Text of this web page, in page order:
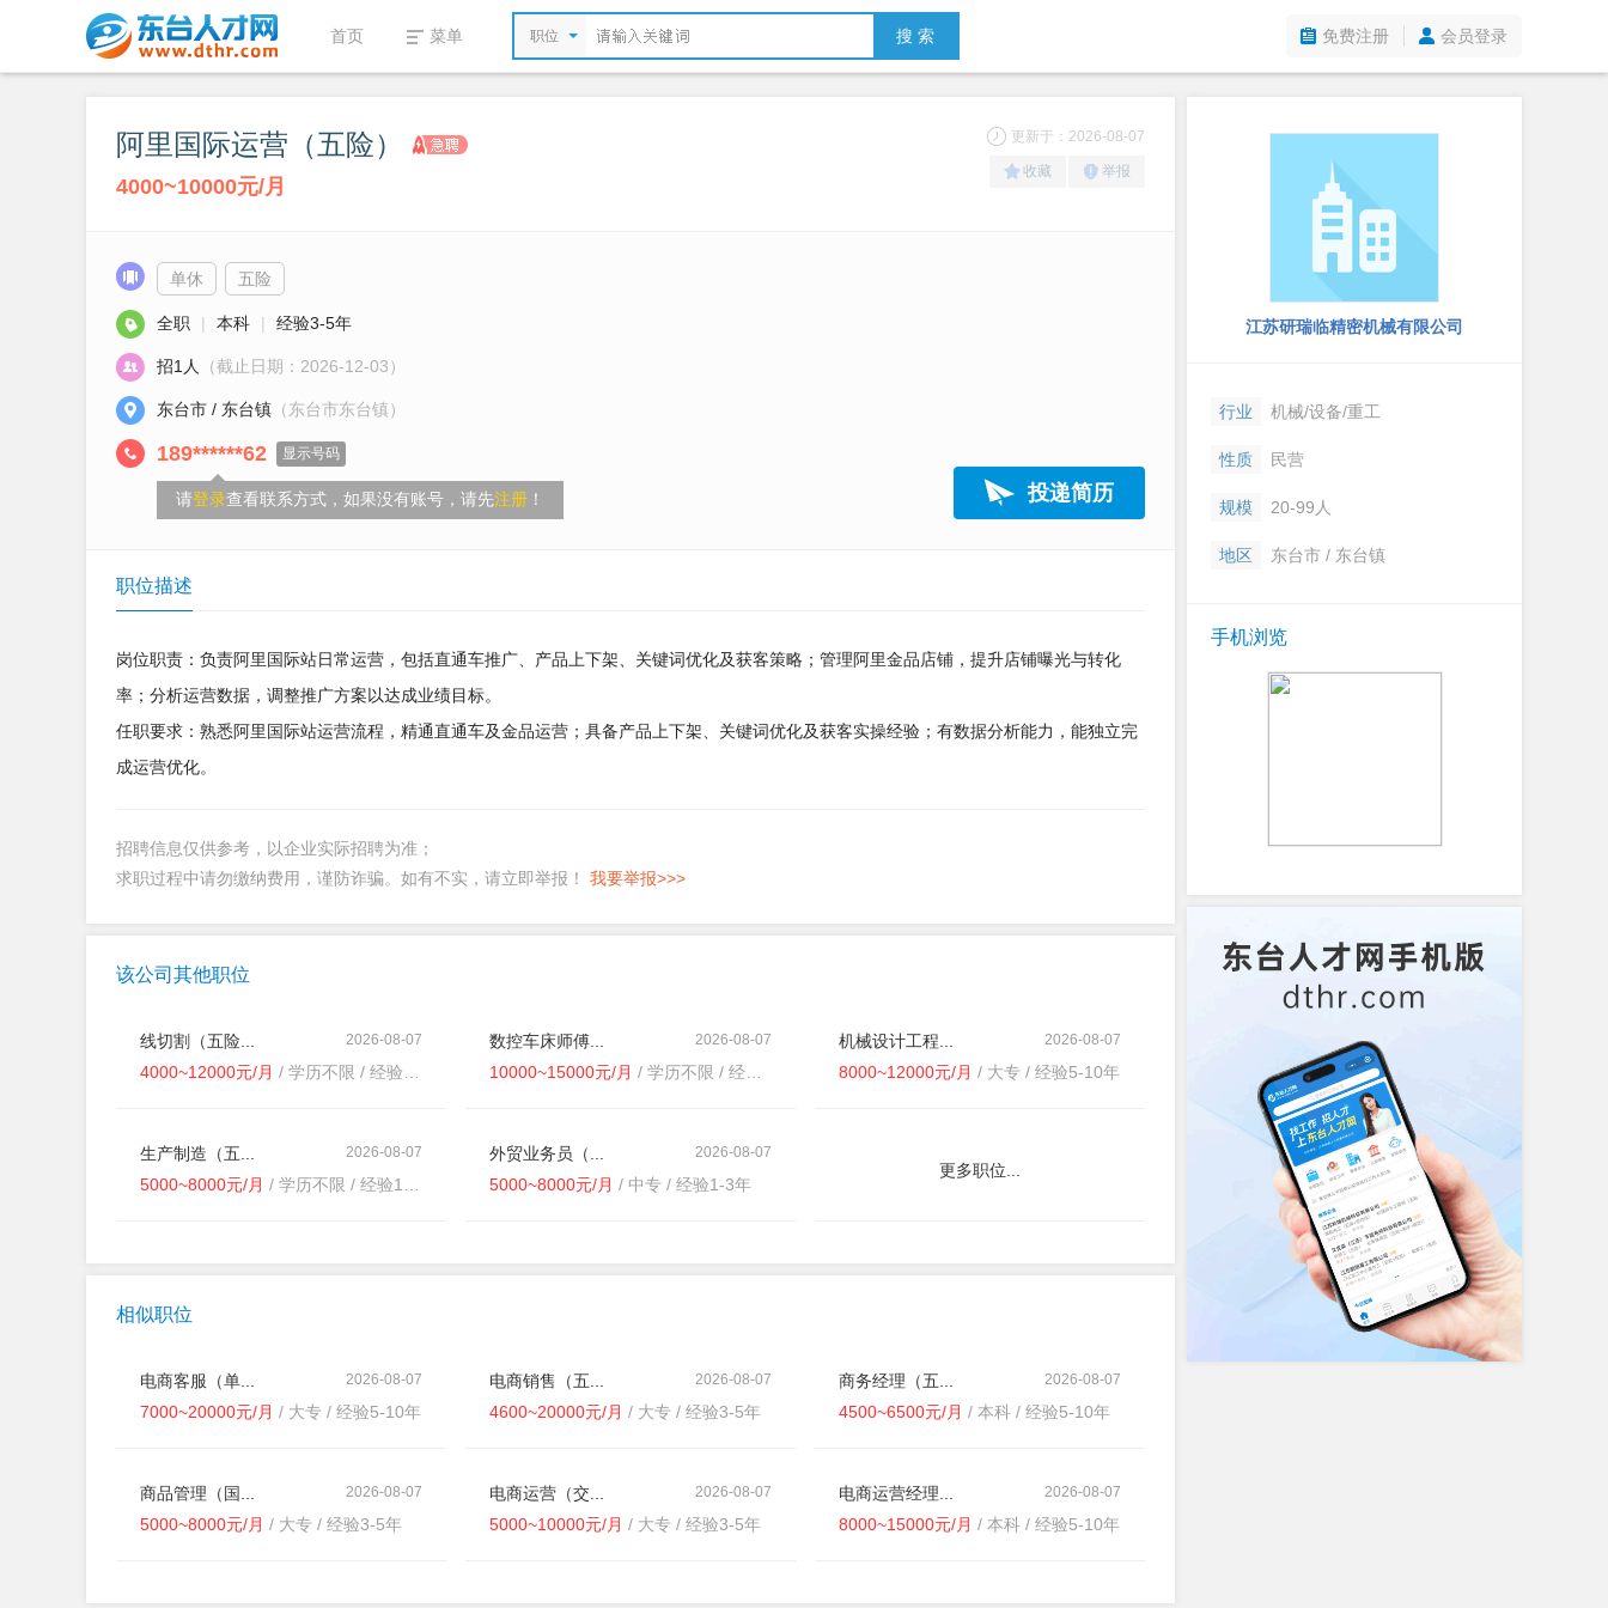
首页 菜单 职位 搜 索 免费注册 会员登录
阿里国际运营（五险）
4000~10000元/月
更新于：2026-08-07
收藏 举报
单休 五险
全职 | 本科 | 经验3-5年
招1人 （截止日期：2026-12-03）
东台市 / 东台镇 （东台市东台镇）
189******62 显示号码
请登录查看联系方式，如果没有账号，请先注册 ！ 投递简历
职位描述
岗位职责：负责阿里国际站日常运营，包括直通车推广、产品上下架、关键词优化及获客策略；管理阿里金品店铺，提升店铺曝光与转化
率；分析运营数据，调整推广方案以达成业绩目标。
任职要求：熟悉阿里国际站运营流程，精通直通车及金品运营；具备产品上下架、关键词优化及获客实操经验；有数据分析能力，能独立完
成运营优化。
招聘信息仅供参考，以企业实际招聘为准；
求职过程中请勿缴纳费用，谨防诈骗。如有不实，请立即举报！ 我要举报>>>
该公司其他职位
2026-08-07
线切割（五险...
4000~12000元/月 / 学历不限 / 经验3-5年
2026-08-07
数控车床师傅...
10000~15000元/月 / 学历不限 / 经验5-10年
2026-08-07
机械设计工程...
8000~12000元/月 / 大专 / 经验5-10年
2026-08-07
生产制造（五...
5000~8000元/月 / 学历不限 / 经验1-3年
2026-08-07
外贸业务员（...
5000~8000元/月 / 中专 / 经验1-3年
更多职位...
相似职位
2026-08-07
电商客服（单...
7000~20000元/月 / 大专 / 经验5-10年
2026-08-07
电商销售（五...
4600~20000元/月 / 大专 / 经验3-5年
2026-08-07
商务经理（五...
4500~6500元/月 / 本科 / 经验5-10年
2026-08-07
商品管理（国...
5000~8000元/月 / 大专 / 经验3-5年
2026-08-07
电商运营（交...
5000~10000元/月 / 大专 / 经验3-5年
2026-08-07
电商运营经理...
8000~15000元/月 / 本科 / 经验5-10年
江苏研瑞临精密机械有限公司
行业 机械/设备/重工
性质 民营
规模 20-99人
地区 东台市 / 东台镇
手机浏览